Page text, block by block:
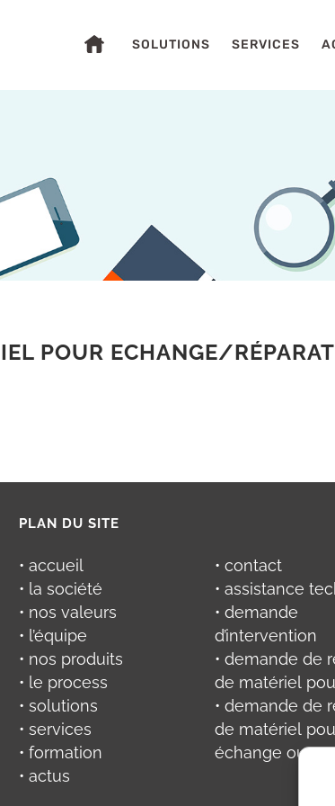
SOLUTIONS SERVICES
POUR ECHANGE/
PLAN DU SITE
• accueil
• la société
• nos valeurs
• l’équipe
• nos produits
• le process
• solutions
• services
• formation
• actus
• contact
• assistance
• demande
d’intervention
• demande de
de matériel
• demande de
de matériel
échange ou